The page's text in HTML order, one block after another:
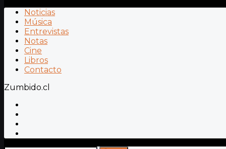
Noticias
Música
Entrevistas
Notas
Cine
Libros
Contacto
Zumbido.cl